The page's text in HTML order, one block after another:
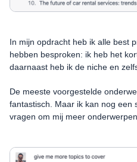
In mijn opdracht heb ik alle best
hebben besproken: ik heb het
daarnaast heb ik de niche en
De meeste voorgestelde
fantastisch. Maar ik kan nog een
vragen om mij meer